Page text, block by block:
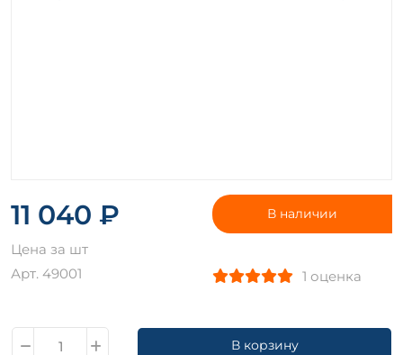
11 040 ₽
Цена за шт
Арт. 49001
В наличии
1 оценка
В корзину